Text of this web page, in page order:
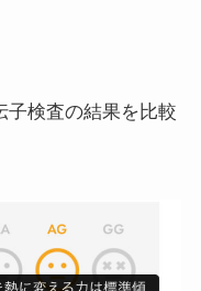
子検査の結果を比較